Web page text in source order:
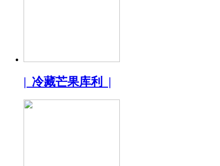
| 冷藏芒果库利 |